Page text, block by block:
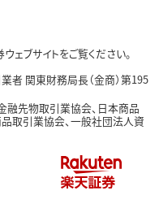
ェブサイトをご覧ください。
者 関東財務局長（金商）第195
融先物取引業協会、日本商品
取引業協会、一般社団法人資